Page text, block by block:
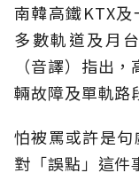
南韓高鐵KTX及
多數軌道及月
（音譯）指出
輛故障及單軌路
怕被罵或許是
對「誤點」這件